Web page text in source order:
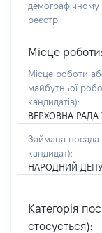
демографічному
реєстрі:
Місце роботи:
Місце роботи
майбутньої
кандидатів):
ВЕРХОВНА РАДА
Займана посада
кандидат):
НАРОДНИЙ
Категорія
стосується):